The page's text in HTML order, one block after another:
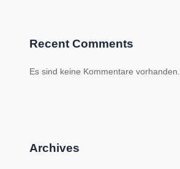
Recent Comments
Es sind keine Kommentare vorhanden.
Archives